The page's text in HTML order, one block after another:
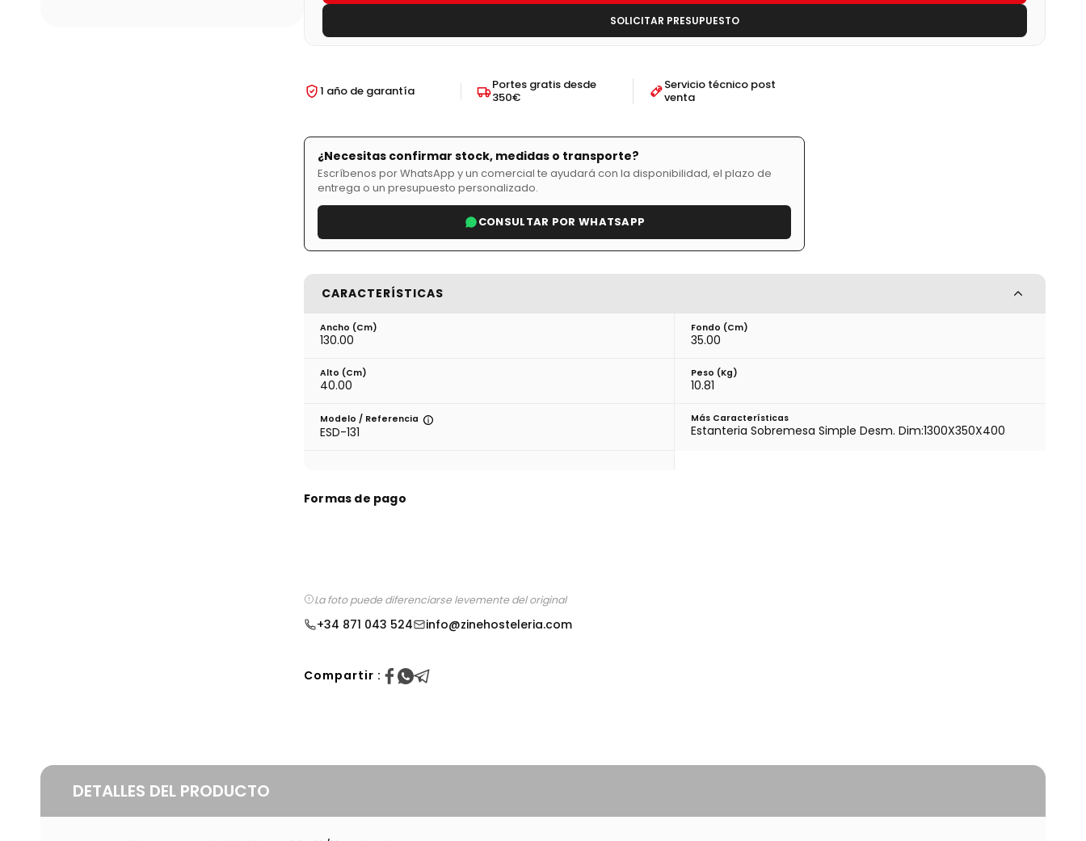
SOLICITAR PRESUPUESTO
1 año de garantía
Portes gratis desde
350€
Servicio técnico post
venta
¿Necesitas confirmar stock, medidas o transporte?
Escríbenos por WhatsApp y un comercial te ayudará con la disponibilidad, el plazo de
entrega o un presupuesto personalizado.
CONSULTAR POR WHATSAPP
CARACTERÍSTICAS
Ancho (cm)
130.00
Fondo (cm)
35.00
Alto (cm)
40.00
Peso (kg)
10.81
Modelo / Referencia
ESD-131
Más Características
Estanteria Sobremesa Simple Desm. Dim:1300X350X400
Formas de pago
La foto puede diferenciarse levemente del original
+34 871 043 524 info@zinehosteleria.com
Compartir :
DETALLES DEL PRODUCTO